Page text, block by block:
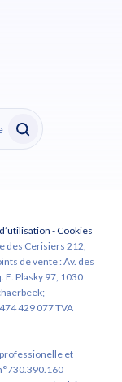
-Cookies
des Cerisiers 212,
de vente : Av. des
Plasky 97, 1030
429 077 TVA
et